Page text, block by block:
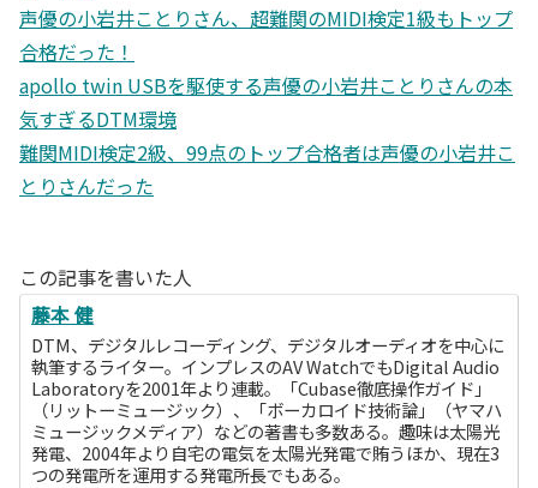
声優の小岩井ことりさん、超難関のMIDI検定1級もトップ
合格だった！
apollo twin USBを駆使する声優の小岩井ことりさんの本
気すぎるDTM環境
難関MIDI検定2級、99点のトップ合格者は声優の小岩井こ
とりさんだった
この記事を書いた人
藤本 健
DTM、デジタルレコーディング、デジタルオーディオを中心に
執筆するライター。インプレスのAV WatchでもDigital Audio
Laboratoryを2001年より連載。「Cubase徹底操作ガイド」
（リットーミュージック）、「ボーカロイド技術論」（ヤマハ
ミュージックメディア）などの著書も多数ある。趣味は太陽光
発電、2004年より自宅の電気を太陽光発電で賄うほか、現在3
つの発電所を運用する発電所長でもある。